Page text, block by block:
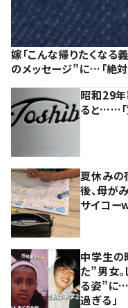
嫁「こんな帰りたくなる
のメッセージ”に…「絶対
昭和29年
ると……「
夏休みの
後、母が
サイコー
中学生の
た”男女
る姿”に…
過ぎる」